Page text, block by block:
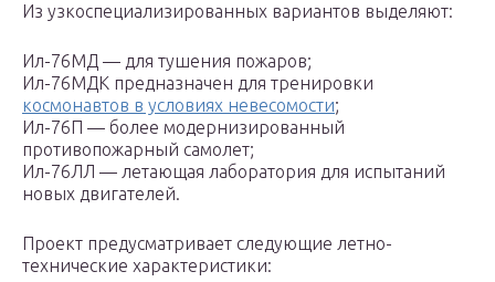
Из узкоспециализированных вариантов выделяют:
Ил-76МД — для тушения пожаров;
Ил-76МДК предназначен для тренировки
космонавтов в условиях невесомости;
Ил-76П — более модернизированный
противопожарный самолет;
Ил-76ЛЛ — летающая лаборатория для испытаний
новых двигателей.
Проект предусматривает следующие летно-
технические характеристики: